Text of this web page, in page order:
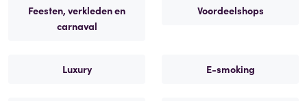
Feesten, verkleden en
carnaval
Voordeelshops
Luxury E-smoking